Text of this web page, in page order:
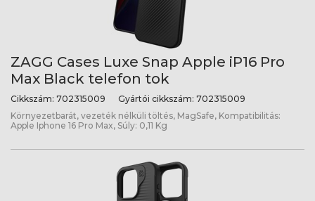
ZAGG Cases Luxe Snap Apple iP16 Pro
Max Black telefon tok
Cikkszám: 702315009 Gyártói cikkszám: 702315009
Környezetbarát, vezeték nélküli töltés, MagSafe, Kompatibilitás:
Apple Iphone 16 Pro Max, Súly: 0,11 Kg